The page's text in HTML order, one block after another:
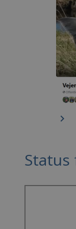
keyboard_arrow_right
Status